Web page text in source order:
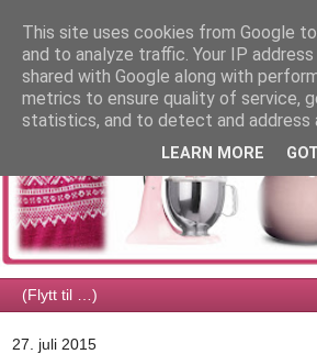
27. juli 2015
This site uses cookies from Google
and to analyze traffic. Your IP
shared with Google along with
metrics to ensure quality of service,
statistics, and to detect and address
LEARN MORE